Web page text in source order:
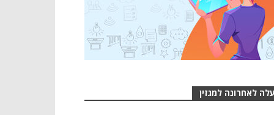
לאחרונה למגזין